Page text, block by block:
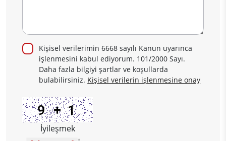
Kişisel verilerimin 6668 sayılı Kanun uyarınca
işlenmesini kabul ediyorum. 101/2000 Sayı.
Daha fazla bilgiyi şartlar ve koşullarda
bulabilirsiniz. Kişisel verilerin işlenmesine onay
İyileşmek